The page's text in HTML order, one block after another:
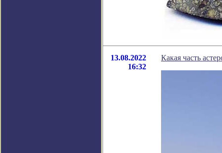
13.08.2022
16:32
Какая часть